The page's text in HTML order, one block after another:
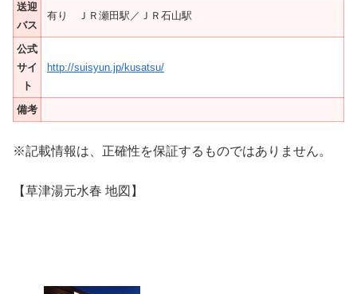
送迎
バス
有り ＪＲ瀬田駅／ＪＲ石山駅
公式
サイ
ト
http://suisyun.jp/kusatsu/
備考
※記載情報は、正確性を保証するものではありません。
【草津湯元水春 地図】